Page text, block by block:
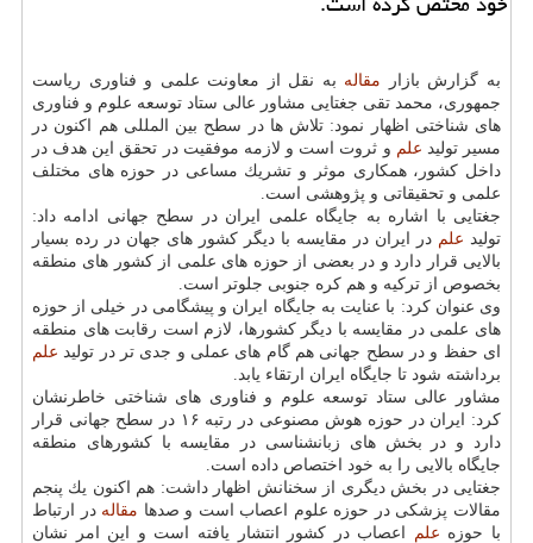
به گزارش بازار مقاله به نقل از معاونت علمی و فناوری ریاست
جمهوری، محمد تقی جغتایی مشاور عالی ستاد توسعه علوم و فناوری
های شناختی اظهار نمود: تلاش ها در سطح بین المللی هم اكنون در
مسیر تولید علم و ثروت است و لازمه موفقیت در تحقق این هدف در
داخل كشور، همكاری موثر و تشریك مساعی در حوزه های مختلف
علمی و تحقیقاتی و پژوهشی است.
جغتایی با اشاره به جایگاه علمی ایران در سطح جهانی ادامه داد:
تولید علم در ایران در مقایسه با دیگر كشور های جهان در رده بسیار
بالایی قرار دارد و در بعضی از حوزه های علمی از كشور های منطقه
بخصوص از تركیه و هم كره جنوبی جلوتر است.
وی عنوان كرد: با عنایت به جایگاه ایران و پیشگامی در خیلی از حوزه
های علمی در مقایسه با دیگر كشورها، لازم است رقابت های منطقه
ای حفظ و در سطح جهانی هم گام های عملی و جدی تر در تولید علم
برداشته شود تا جایگاه ایران ارتقاء یابد.
مشاور عالی ستاد توسعه علوم و فناوری های شناختی خاطرنشان
كرد: ایران در حوزه هوش مصنوعی در رتبه ۱۶ در سطح جهانی قرار
دارد و در بخش های زبانشناسی در مقایسه با كشورهای منطقه
جایگاه بالایی را به خود اختصاص داده است.
جغتایی در بخش دیگری از سخنانش اظهار داشت: هم اكنون یك پنجم
مقالات پزشكی در حوزه علوم اعصاب است و صدها مقاله در ارتباط
با حوزه علم
اعصاب در كشور انتشار یافته است و این امر نشان